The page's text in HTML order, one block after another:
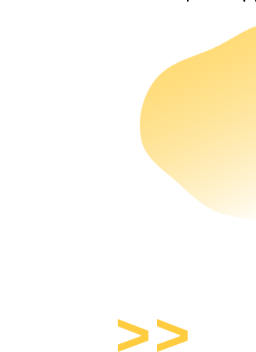
договору.